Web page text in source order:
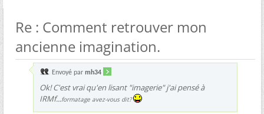
Re : Comment retrouver mon
ancienne imagination.
Envoyé par mh34
Ok! C'est vrai qu'en lisant "imagerie" j'ai pensé à
IRMf...formatage avez-vous dit?